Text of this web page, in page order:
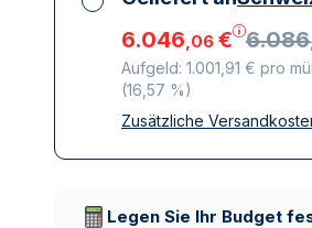
6.046,06 € 6.086
Aufgeld: 1.001,91 € pro
(16,57 %)
Alle Steuern inbegriffen
Zusätzliche
Legen Sie Ihr Budget